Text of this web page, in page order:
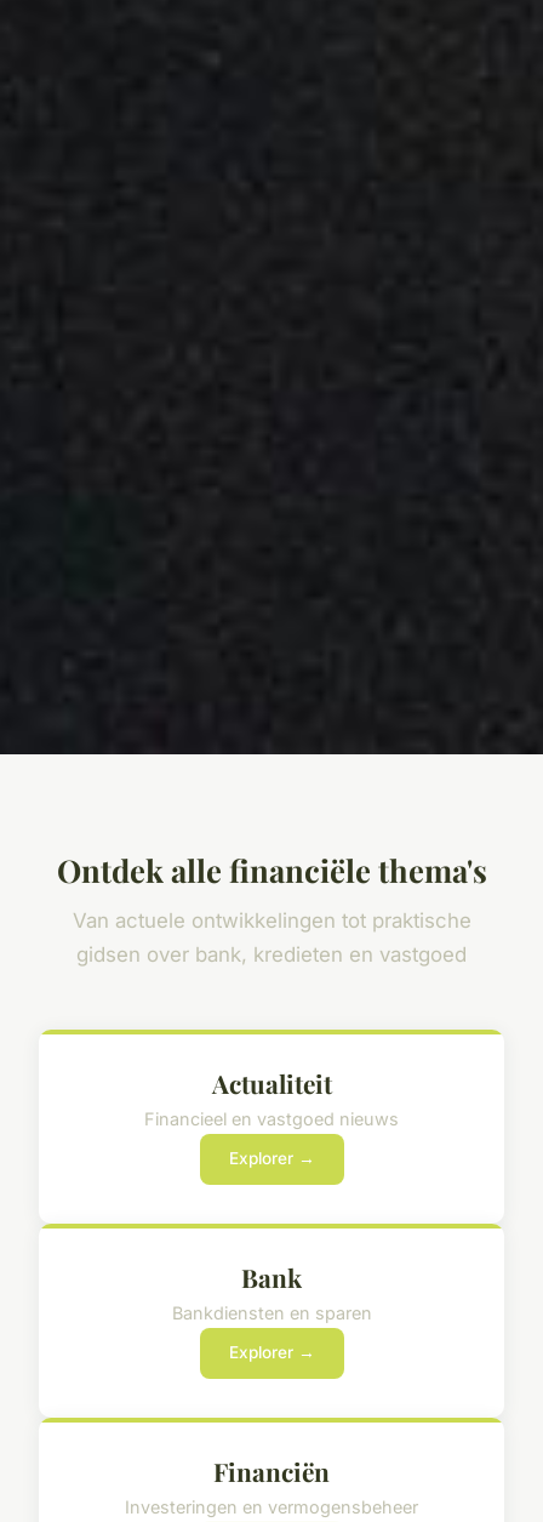
Ontdek alle financiële thema's
Van actuele ontwikkelingen tot praktische
gidsen over bank, kredieten en vastgoed
Actualiteit
Financieel en vastgoed nieuws
Explorer →
Bank
Bankdiensten en sparen
Explorer →
Financiën
Investeringen en vermogensbeheer